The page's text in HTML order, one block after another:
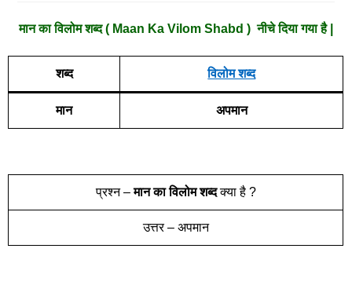
मान का विलोम शब्द ( Maan Ka Vilom Shabd ) नीचे दिया गया है |
शब्द विलोम शब्द
मान अपमान
प्रश्न –मान का विलोम शब्दक्या है ?
उत्तर – अपमान